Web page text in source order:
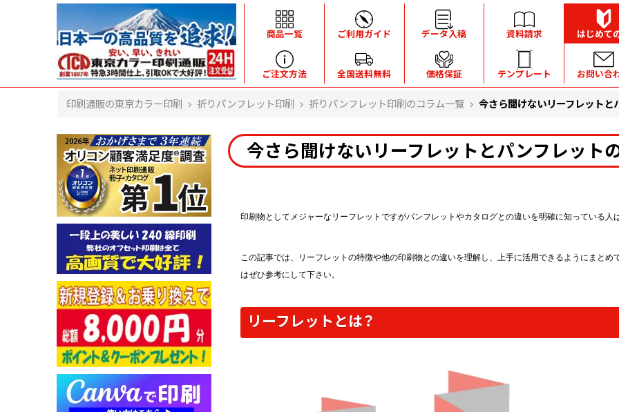
商品一覧
ご注文方法
ご利用ガイド
全国送料無料
データ入稿
価格保証
資料請求
テンプレート
はじめて
お問い合
印刷通販の東京カラー印刷 折りパンフレット印刷 折りパンフレット印刷のコラム一覧 今さら聞けないリーフレットと
今さら聞けないリーフレットとパンフレット
印刷物としてメジャーなリーフレットですがパンフレットやカタログとの違いを明確に知っている人
この記事では、リーフレットの特徴や他の印刷物との違いを理解し、上手に活用できるようにまと
はぜひ参考にして下さい。
リーフレットとは？
ヘルプ
入金・決済後、入金情報画面に反映されま
せん。
価格表にない部数の注文は可能ですか？
出荷からお届けまでの日数を教えてくださ
い。
完成時間の目安を電話で確認できますか？
任意の部数単位で帯をかけて納品できま
すか？
領収書・納品書を発行は可能ですか？
初回特典の1000ポイントを使用するに
は？
見本と印刷データの比較はしてくれます
か？
画面表示操作
ユーザー登録ログイン
注文
入稿